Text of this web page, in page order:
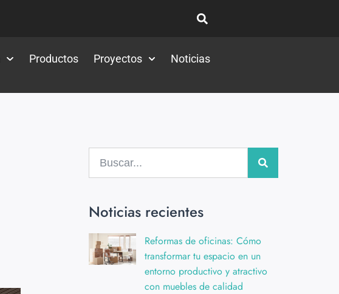
Productos Proyectos Noticias
Noticias recientes
Reformas de oficinas: Cómo
transformar tu espacio en un
entorno productivo y atractivo
con muebles de calidad